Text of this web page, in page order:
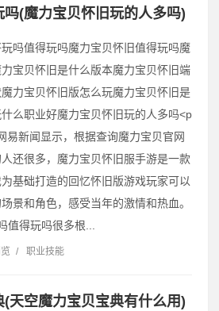
(魔力宝贝怀旧玩的人多吗)
吗值得玩吗魔力宝贝怀旧值得玩吗魔
宝贝怀旧是什么版本魔力宝贝怀旧端
力宝贝怀旧版怎么玩魔力宝贝怀旧是
么职业好魔力宝贝怀旧玩的人多吗˂p
易新闻显示，根据查询魔力宝贝官网
还很多，魔力宝贝怀旧服手游是一款
基础打造的回忆怀旧版游戏玩家可以
景和角色，感受当年的激情和热血。
值得玩吗很多根...
/ 职业技能
天空魔力宝贝宝典有什么用)